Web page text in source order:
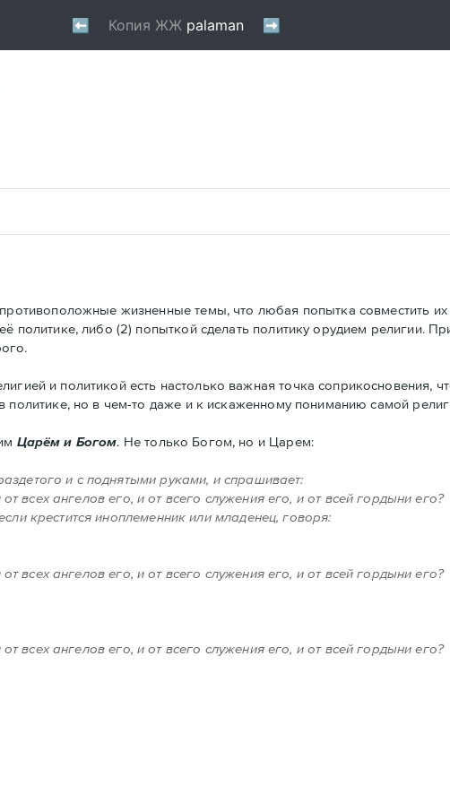
жизненные темы, что любая попытка совместить
политике, либо (2) попыткой сделать политику орудием религии.
и политикой есть настолько важная точка соприкосновения,
политике, но в чем-то даже и к искаженному пониманию самой
Царём и Богом. Не только Богом, но и Царем:
и с поднятыми руками, и спрашивает:
всех ангелов его, и от всего служения его, и от всей гордыни его?
крестится иноплеменник или младенец, говоря:
всех ангелов его, и от всего служения его, и от всей гордыни его?
всех ангелов его, и от всего служения его, и от всей гордыни его?